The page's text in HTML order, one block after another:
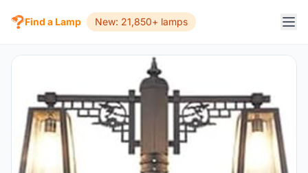
Find a Lamp New: 21,850+ lamps